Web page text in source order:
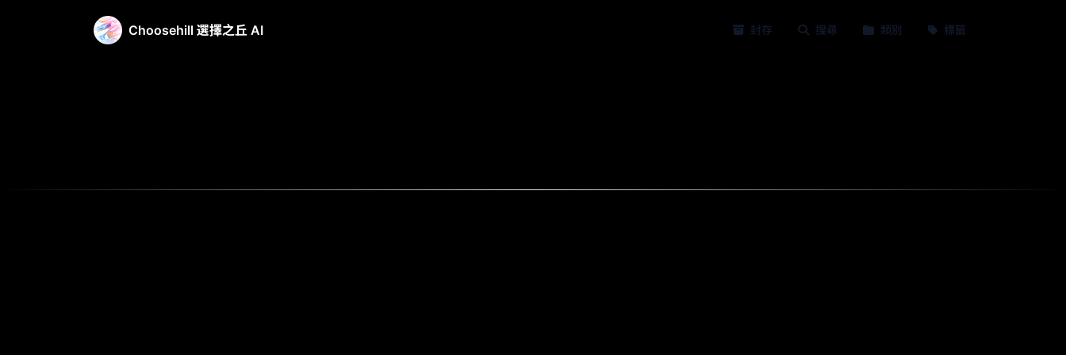
Choosehill 選擇之丘 AI 封存 搜尋 類別 標籤